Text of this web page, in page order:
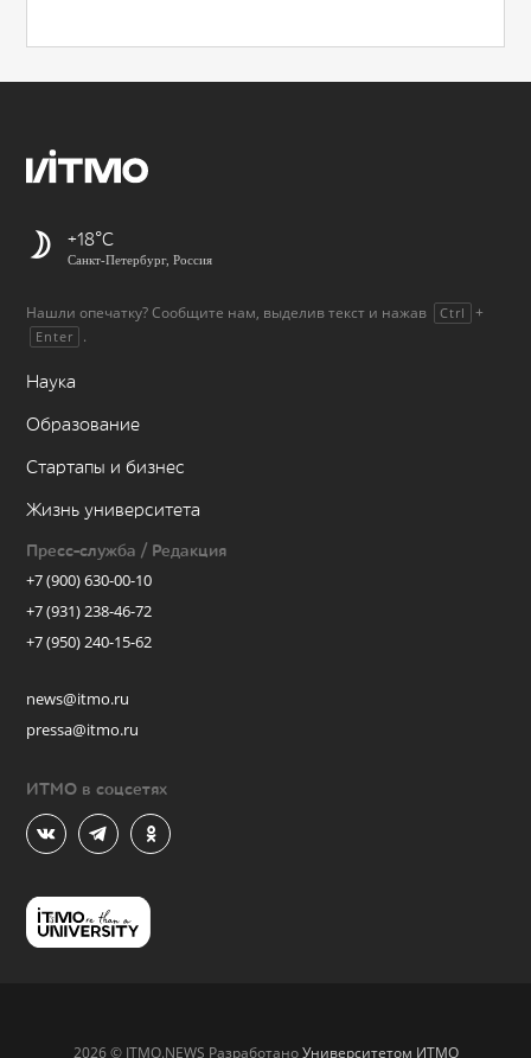
+18
Санкт-Петербург, Россия
Нашли опечатку? Сообщите нам, выделив текст и нажав Ctrl +
Enter .
Наука
Образование
Стартапы и бизнес
Жизнь университета
Пресс-служба / Редакция
+7 (900) 630-00-10
+7 (931) 238-46-72
+7 (950) 240-15-62
news@itmo.ru
pressa@itmo.ru
ИТМО в соцсетях
2026 © ITMO.NEWS РазработаноУниверситетом ИТМО